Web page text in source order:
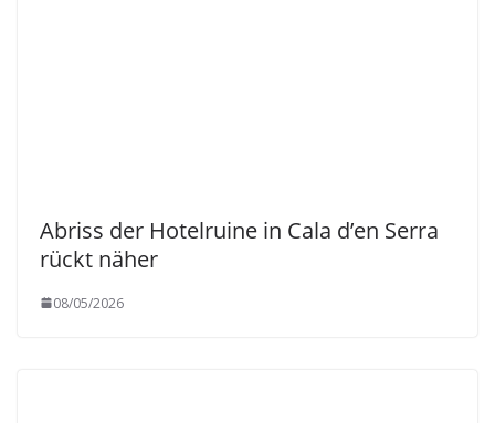
Abriss der Hotelruine in Cala d’en Serra
rückt näher
08/05/2026